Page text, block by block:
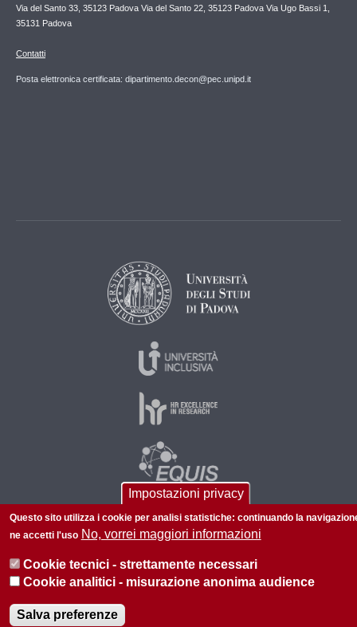
Via del Santo 33, 35123 Padova Via del Santo 22, 35123 Padova Via Ugo Bassi 1,
35131 Padova
Contatti
Posta elettronica certificata: dipartimento.decon@pec.unipd.it
© 2026 Università di Padova - Tutti i diritti riservati
P.I. 00742430283 C.F. 80006480281
Privacy
Impostazioni privacy
Questo sito utilizza i cookie per analisi statistiche: continuando la
ne accetti l'uso No, vorrei maggiori informazioni
Cookie tecnici - strettamente necessari
Cookie analitici - misurazione anonima audience
Salva preferenze